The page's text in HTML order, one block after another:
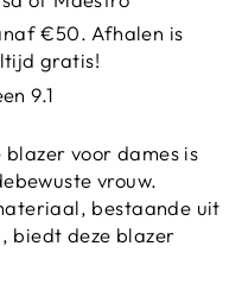
€50. Afhalen is
gratis!
9.1
voor dames is
vrouw.
bestaande uit
biedt deze blazer